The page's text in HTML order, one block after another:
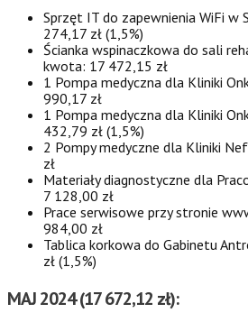
Sprzęt IT do zapewnienia WiFi w
274,17 zł (1,5%)
Ścianka wspinaczkowa do sali
kwota: 17 472,15 zł
1 Pompa medyczna dla Kliniki
990,17 zł
1 Pompa medyczna dla Kliniki
432,79 zł (1,5%)
2 Pompy medyczne dla Kliniki
zł
Materiały diagnostyczne dla
7 128,00 zł
Prace serwisowe przy stronie
984,00 zł
Tablica korkowa do Gabinetu
zł (1,5%)
MAJ 2024 (17 672,12 zł):